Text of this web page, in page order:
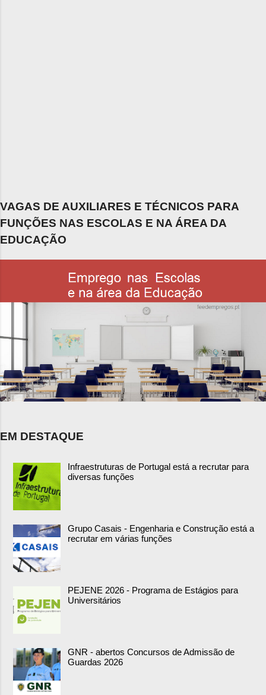
VAGAS DE AUXILIARES E TÉCNICOS PARA
FUNÇÕES NAS ESCOLAS E NA ÁREA DA
EDUCAÇÃO
EM DESTAQUE
Infraestruturas de Portugal está a recrutar para
diversas funções
Grupo Casais - Engenharia e Construção está a
recrutar em várias funções
PEJENE 2026 - Programa de Estágios para
Universitários
GNR - abertos Concursos de Admissão de
Guardas 2026